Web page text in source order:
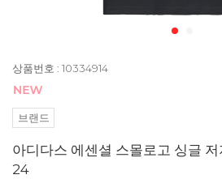
상품번호 : 10334914
브랜드
아디다스 에센셜 스몰로고 싱글
24